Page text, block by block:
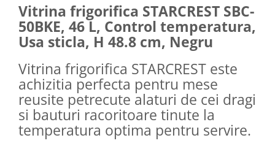
Vitrina frigorifica STARCREST SBC-
50BKE, 46 L, Control temperatura,
Usa sticla, H 48.8 cm, Negru
Vitrina frigorifica STARCREST este
achizitia perfecta pentru mese
reusite petrecute alaturi de cei dragi
si bauturi racoritoare tinute la
temperatura optima pentru servire.